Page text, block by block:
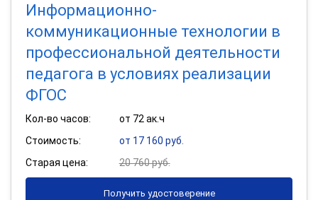
Информационно-
коммуникационные технологии в
профессиональной деятельности
педагога в условиях реализации
ФГОС
Кол-во часов:
от 72 ак.ч
Стоимость:
от 17 160 руб.
Старая цена:
20 760 руб.
Получить удостоверение